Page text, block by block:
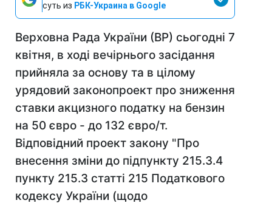
суть из РБК-Украина в Google
Верховна Рада України (ВР) сьогодні 7
квітня, в ході вечірнього засідання
прийняла за основу та в цілому
урядовий законопроект про зниження
ставки акцизного податку на бензин
на 50 євро - до 132 євро/т.
Відповідний проект закону "Про
внесення зміни до підпункту 215.3.4
пункту 215.3 статті 215 Податкового
кодексу України (щодо